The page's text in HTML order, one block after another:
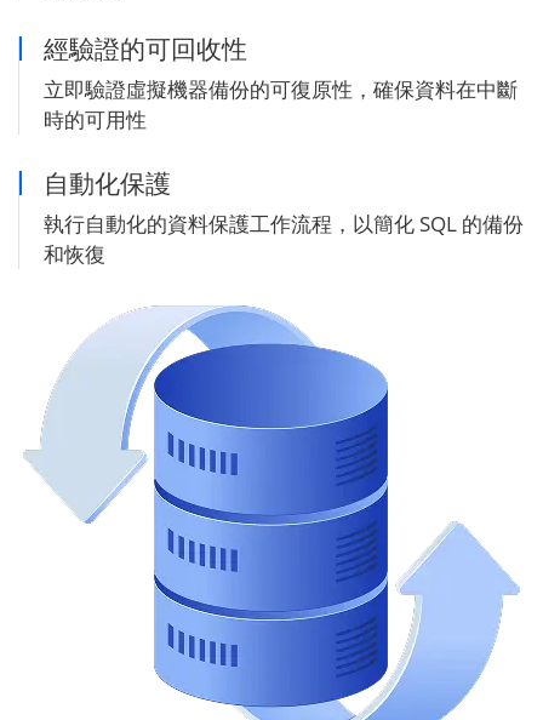
經驗證的可回收性
立即驗證虛擬機器備份的可復原性，確保資料在中斷
時的可用性
自動化保護
執行自動化的資料保護工作流程，以簡化 SQL 的備份
和恢復